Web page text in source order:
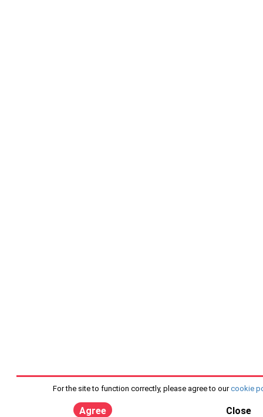
For the site to function correctly, please agree to ourcookie
Agree Close